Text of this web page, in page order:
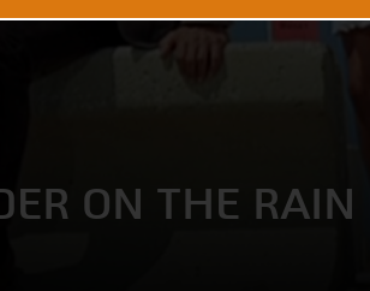
ON THE RAIN